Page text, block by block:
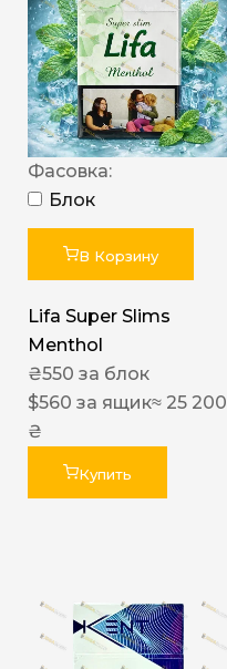
Фасовка:
Блок
В Корзину
Lifa Super Slims
Menthol
₴550 за блок
$560 за ящик≈ 25 200
₴
Купить